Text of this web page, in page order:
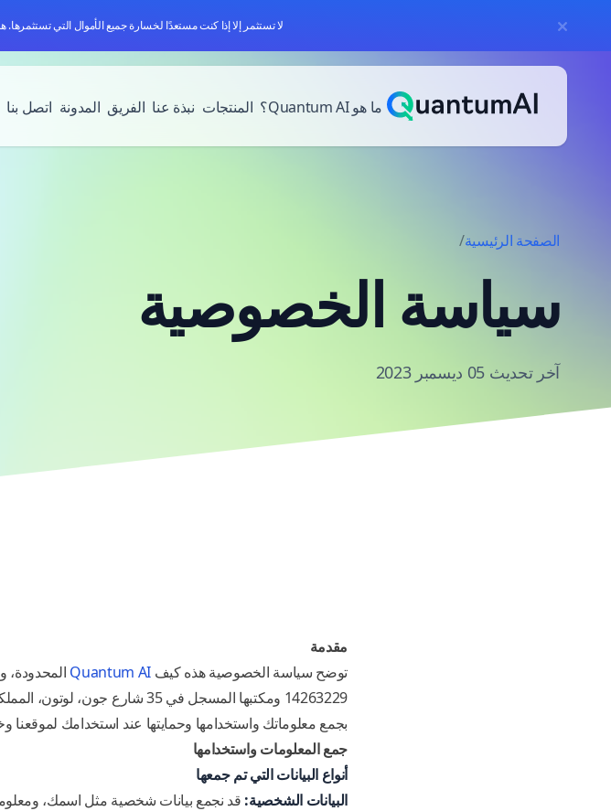
لا تستثمر إلا إذا كنت مستعدًا لخسارة جميع الأموال التي
تخطي إلى المحتوى
ما هو Quantum AI؟ المنتجات نبذة عنا الفريق المدونة اتصل بنا
الصفحة الرئيسية/
سياسة الخصوصية
آخر تحديث 05 ديسمبر 2023
مقدمة
توضح سياسة الخصوصية هذه كيفQuantum AI
14263229 ومكتبها المسجل في 35 شارع جون، لوتون، المملكة المتحدة، LU1 2JE
بجمع معلوماتك واستخدامها وحمايتها عند استخدامك لموقعنا
جمع المعلومات واستخدامها
أنواع البيانات التي تم جمعها
البيانات الشخصية: قد نجمع بيانات شخصية مثل اسمك،